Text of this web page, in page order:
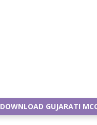
DOWNLOAD GUJARATI